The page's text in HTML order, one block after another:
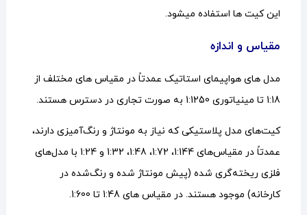
این کیت ها استفاده میشود.
مقیاس و اندازه
مدل های هواپیمای استاتیک عمدتاً در مقیاس های مختلف از
1:18 تا مینیاتوری 1:1250 به صورت تجاری در دسترس هستند.
کیت‌های مدل پلاستیکی که نیاز به مونتاژ و رنگ‌آمیزی دارند،
عمدتاً در مقیاس‌های 1:144، 1:72، 1:48، 1:32 و 1:24 با مدل‌های
فلزی ریخته‌گری شده (پیش مونتاژ شده و رنگ‌شده در
کارخانه) موجود هستند. در مقیاس های 1:48 تا 1:600.